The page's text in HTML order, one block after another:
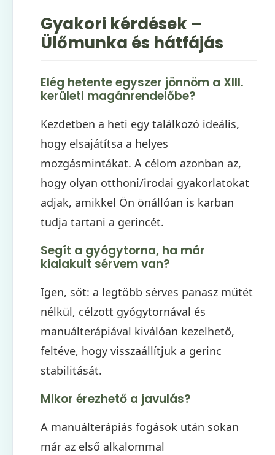
Gyakori kérdések –
Ülőmunka és hátfájás
Elég hetente egyszer jönnöm a XIII.
kerületi magánrendelőbe?
Kezdetben a heti egy találkozó ideális,
hogy elsajátítsa a helyes
mozgásmintákat. A célom azonban az,
hogy olyan otthoni/irodai gyakorlatokat
adjak, amikkel Ön önállóan is karban
tudja tartani a gerincét.
Segít a gyógytorna, ha már
kialakult sérvem van?
Igen, sőt: a legtöbb sérves panasz műtét
nélkül, célzott gyógytornával és
manuálterápiával kiválóan kezelhető,
feltéve, hogy visszaállítjuk a gerinc
stabilitását.
Mikor érezhető a javulás?
A manuálterápiás fogások után sokan
már az első alkalommal